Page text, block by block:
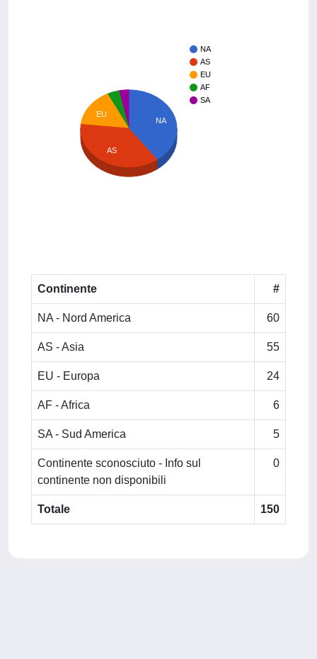
NA
AS
EU
AF
SA
NA
EU
AS
Continente #
NA - Nord America 60
AS - Asia 55
EU - Europa 24
AF - Africa 6
SA - Sud America 5
Continente sconosciuto - Info sul
continente non disponibili
0
Totale 150